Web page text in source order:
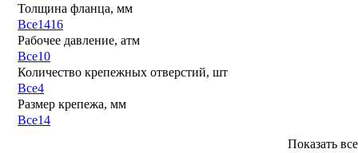
Толщина фланца, мм
Все1416
Рабочее давление, атм
Все10
Количество крепежных отверстий, шт
Все4
Размер крепежа, мм
Все14
Показать